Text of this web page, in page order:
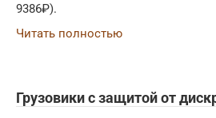
9386₽).
Читать полностью
Грузовики с защитой от